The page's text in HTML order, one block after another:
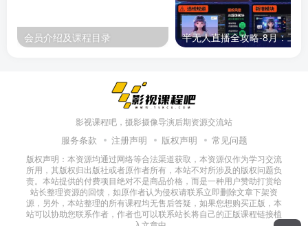
会员介绍及课程目录
影视课程吧，摄影摄像导演后期资源交流站
服务条款 注册声明 版权声明 常见问题
版权声明：本资源均通过网络等合法渠道获取，本资源仅作为学习交流
所用，其版权归出版社或者原作者所有，本站不对所涉及的版权问题负
责。本站提供的付费项目绝对不是商品价格，而是一种用户赞助打赏给
站长整理资源的回馈，如原作者认为侵权请联系立即删除文章下架资
源，另外，本站整理的所有课程均无售后答疑，如果您想购买正版，本
站可以协助您联系作者，作者也可以联系站长将自己的正版课程链接植